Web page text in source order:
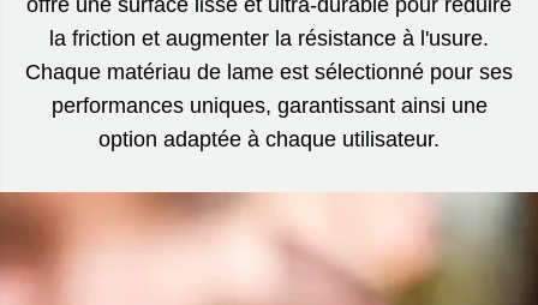
offre une surface lisse et ultra-durable pour réduire
la friction et augmenter la résistance à l'usure.
Chaque matériau de lame est sélectionné pour ses
performances uniques, garantissant ainsi une
option adaptée à chaque utilisateur.